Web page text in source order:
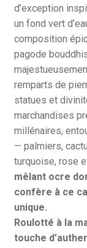
d’exception
un fond vert
composition
pagode
remparts de
statues et
marchandises
millénaires,
— palmiers,
turquoise, rose
mêlant ocre
confère à ce
unique.
Roulotté à la
touche